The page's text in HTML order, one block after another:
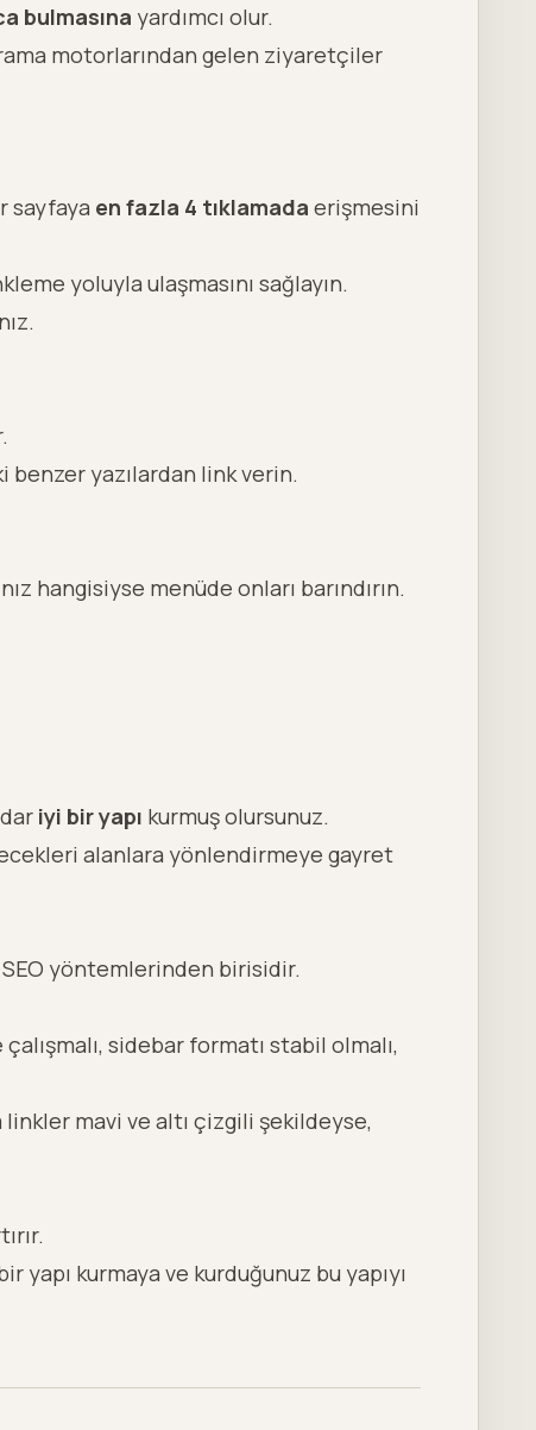
bulmasına yardımcı olur.
motorlarından gelen ziyaretçiler
sayfaya en fazla 4 tıklamada erişmesini
yoluyla ulaşmasını sağlayın.
benzer yazılardan link verin.
hangisiyse menüde onları barındırın.
iyi bir yapı kurmuş olursunuz.
alanlara yönlendirmeye gayret
yöntemlerinden birisidir.
sidebar formatı stabil olmalı,
mavi ve altı çizgili şekildeyse,
kurmaya ve kurduğunuz bu yapıyı